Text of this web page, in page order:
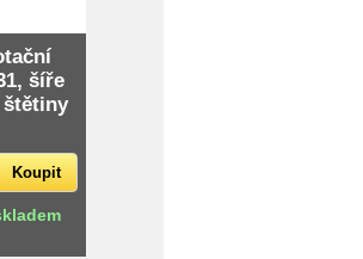
šíře
štětiny
Koupit